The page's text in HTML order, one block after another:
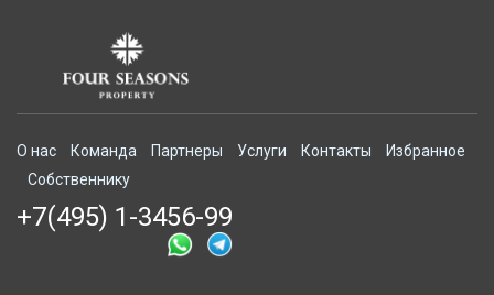
О нас Команда Партнеры Услуги Контакты
Избранное
Собственнику
+7(495) 1-3456-99